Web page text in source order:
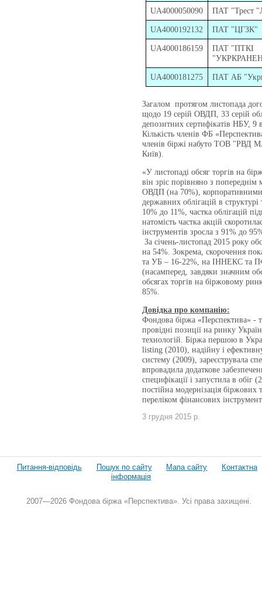
UA4000050090 ПАТ "Трест
UA4000192132 ПАТ "ЦГЗК"
UA4000186159
ПАТ "ПТКІ
UA4000181275 ПАТ АБ
Загалом протягом листопада
щодо 19 серій ОВДП, 33 серій
депозитних сертифікатів НБУ, 9
Кількість членів ФБ
членів біржі набуто ТОВ
Київ).
«У листопаді обсяг торгів на
він зріс порівняно з
ОВДП (на 70%), корпоративними
державних облігацій в
10% до 11%, частка облігацій
натомість частка акцій
інструментів зросла з 91% до
За січень-листопад 2015 року
на 54%. Зокрема, скорочення
та УБ – 16-22%, на ІННЕКС та
(насамперед, завдяки значним
обсягах торгів на біржовому
85%.
Довідка про компанію:
Фондова біржа «Перспектива» -
провідні позиції на ринку
технологій. Біржа першою в
listing (2010), надійну і
систему (2009), зареєструвала
впровадила додаткове
специфікації і запустила в обіг
постійна модернізація біржових
переліком фінансових
3 грудня 2015 р.
Питання-відповідь Пошук по сайту Мапа сайту
Контактна
інформація
2007—2026 Фондова біржа «Перспектива». Усі права захищені.